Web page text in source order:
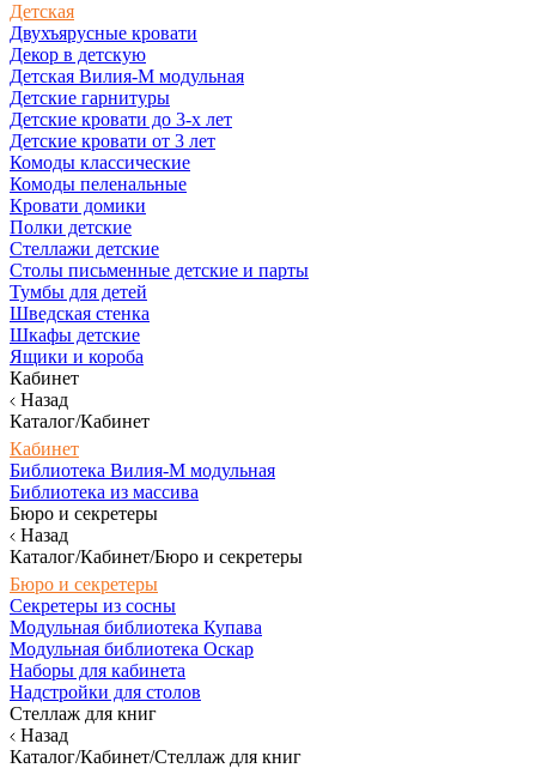
Детская
Двухъярусные кровати
Декор в детскую
Детская Вилия-М модульная
Детские гарнитуры
Детские кровати до 3-х лет
Детские кровати от 3 лет
Комоды классические
Комоды пеленальные
Кровати домики
Полки детские
Стеллажи детские
Столы письменные детские и парты
Тумбы для детей
Шведская стенка
Шкафы детские
Ящики и короба
Кабинет
Назад
Каталог/Кабинет
Кабинет
Библиотека Вилия-М модульная
Библиотека из массива
Бюро и секретеры
Назад
Каталог/Кабинет/Бюро и секретеры
Бюро и секретеры
Секретеры из сосны
Модульная библиотека Купава
Модульная библиотека Оскар
Наборы для кабинета
Надстройки для столов
Стеллаж для книг
Назад
Каталог/Кабинет/Стеллаж для книг